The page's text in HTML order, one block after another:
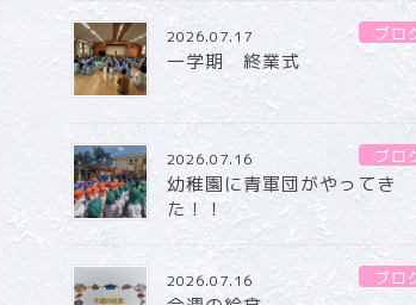
2026.07.17 ブロ
一学期 終業式
2026.07.16 ブロ
幼稚園に青軍団がやってき
た！！
2026.07.16 ブロ